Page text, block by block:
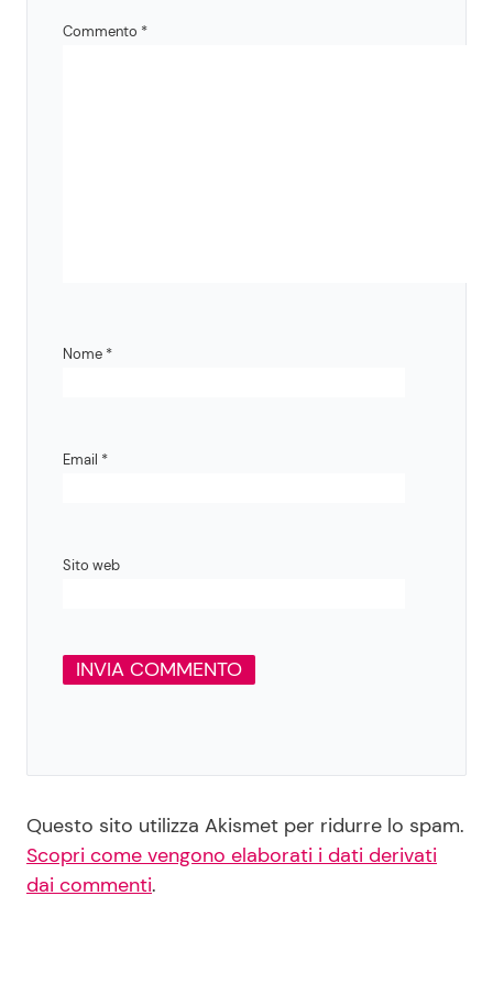
Commento *
Nome *
Email *
Sito web
Questo sito utilizza Akismet per ridurre lo spam.
Scopri come vengono elaborati i dati derivati
dai commenti.